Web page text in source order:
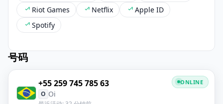
Riot Games
Netflix
Apple ID
Spotify
号码
+55 259 745 785 63
O Oi
ONLINE